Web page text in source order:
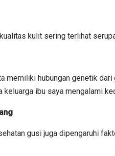
kulit sering terlihat
memiliki hubungan genetik
keluarga ibu saya mengalami
gusi juga dipengaruhi